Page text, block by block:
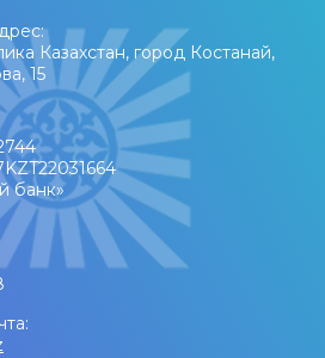
Казахстан, город Костанай,
15
банк»